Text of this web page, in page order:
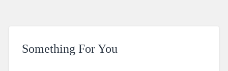
Something For You